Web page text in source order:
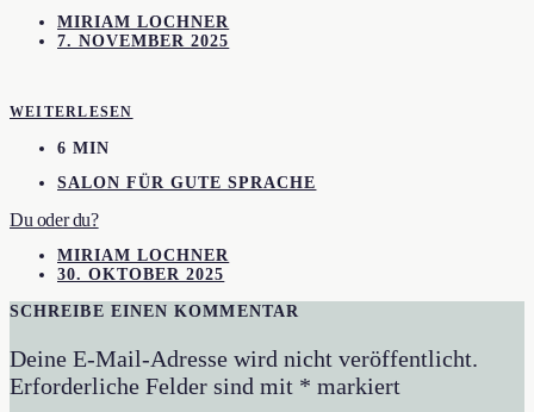
MIRIAM LOCHNER
7. NOVEMBER 2025
WEITERLESEN
6 MIN
SALON FÜR GUTE SPRACHE
Du oder du?
MIRIAM LOCHNER
30. OKTOBER 2025
SCHREIBE EINEN KOMMENTAR
Deine E-Mail-Adresse wird nicht veröffentlicht.
Erforderliche Felder sind mit * markiert